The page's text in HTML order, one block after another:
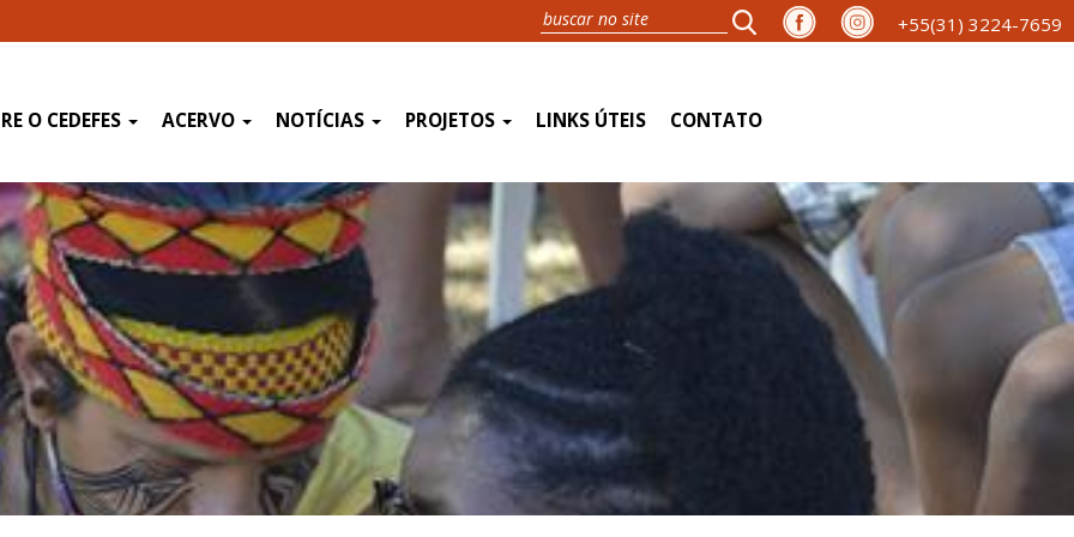
+55(31) 3224-7659
O CEDEFES ACERVO NOTÍCIAS PROJETOS LINKS ÚTEIS CONTATO